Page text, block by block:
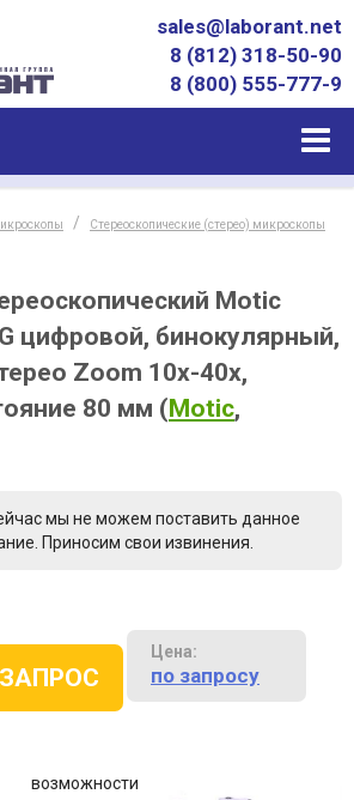
sales@laborant.net
8 (812) 318-50-90
8 (800) 555-777-9
Стереоскопические (стерео) микроскопы
Motic
цифровой, бинокулярный,
Zoom 10x-40x,
80 мм (Motic,
мы не можем поставить данное
Приносим свои извинения.
Цена:
по запросу